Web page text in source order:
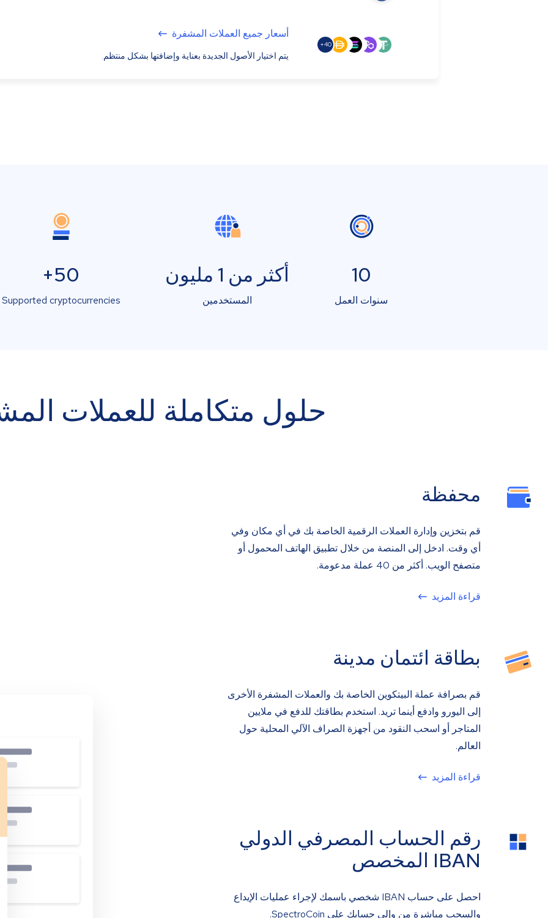
40+
أسعار جميع العملات المشفرة
يتم اختيار الأصول الجديدة بعناية وإضافتها بشكل منتظم.
10
سنوات العمل
أكثر من 1 مليون
المستخدمين
50+
Supported cryptocurrencies
حلول متكاملة للعملات
محفظة
قم بتخزين وإدارة العملات الرقمية الخاصة بك في أي مكان وفي
أي وقت. ادخل إلى المنصة من خلال تطبيق الهاتف المحمول أو
متصفح الويب. أكثر من 40 عملة مدعومة.
قراءة المزيد
بطاقة ائتمان مدينة
قم بصرافة عملة البيتكوين الخاصة بك والعملات المشفرة الأخرى
إلى اليورو وادفع أينما تريد. استخدم بطاقتك للدفع في ملايين
المتاجر أو اسحب النقود من أجهزة الصراف الآلي المحلية حول
العالم.
قراءة المزيد
رقم الحساب المصرفي الدولي
IBAN المخصص
احصل على حساب IBAN شخصي باسمك لإجراء عمليات الإيداع
والسحب مباشرة من وإلى حسابك على SpectroCoin.